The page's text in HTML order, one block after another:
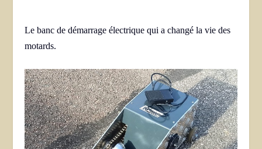
Le banc de démarrage électrique qui a changé la vie des
motards.